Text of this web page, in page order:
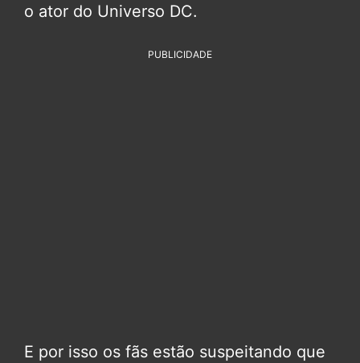
o ator do Universo DC.
PUBLICIDADE
E por isso os fãs estão suspeitando que